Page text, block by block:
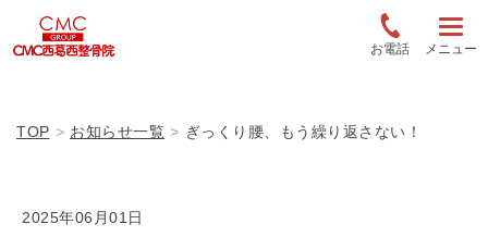
お電話 メニュー
TOP お知らせ一覧 ぎっくり腰、もう繰り返さない！
2025年06月01日